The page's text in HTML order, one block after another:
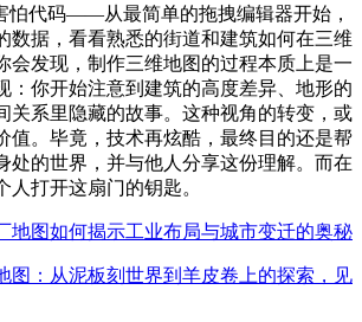
怕代码——从最简单的拖拽编辑器开始，
数据，看看熟悉的街道和建筑如何在三维
会发现，制作三维地图的过程本质上是一
：你开始注意到建筑的高度差异、地形的
关系里隐藏的故事。这种视角的转变，或
值。毕竟，技术再炫酷，最终目的还是帮
处的世界，并与他人分享这份理解。而在
人打开这扇门的钥匙。
地图如何揭示工业布局与城市变迁的奥秘
图：从泥板刻世界到羊皮卷上的探索，见